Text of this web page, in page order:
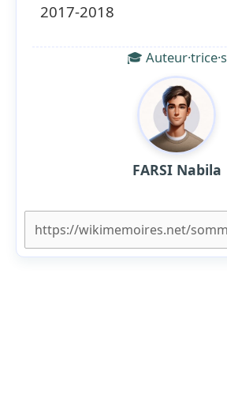
2017-2018
🎓 Auteur·trice·s
FARSI Nabila